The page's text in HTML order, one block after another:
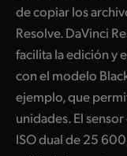
de copiar los
Resolve. DaVinci
facilita la edición y
con el modelo
ejemplo, que
unidades. El
ISO dual de 25